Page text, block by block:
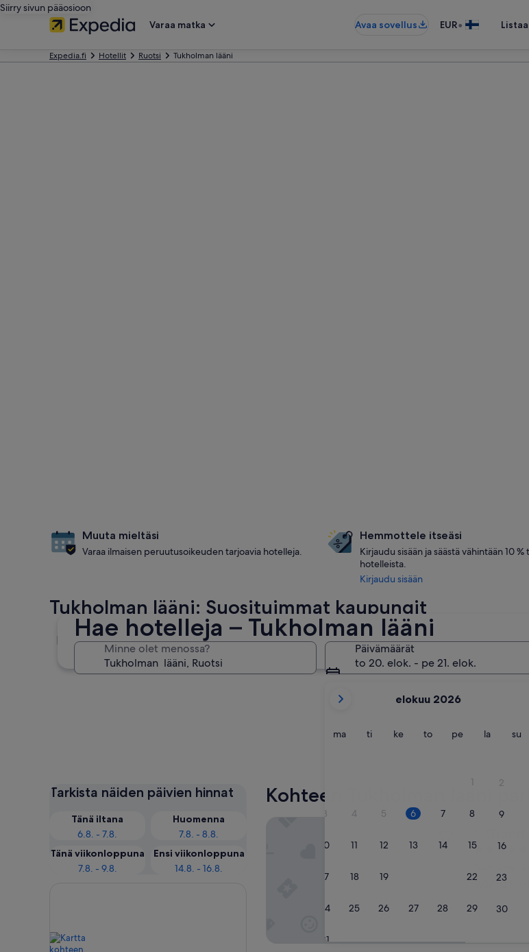
Siirry sivun pääosioon
Varaa matka
Avaa sovellus EUR•
Expedia.fi Hotellit Ruotsi Tukholman lääni
Hae hotelleja – Tukholman lääni
Minne olet menossa?
Päivämäärät
to 20. elok. - pe 21. elok.
kuukautesi
August
2026.
elokuu 2026
mamaanantai
titiistai kekeskiviikko
totorstaipeperjantai
lalauantai
su
1 2
3 4 5 6 7 8 9
10 11 12 13 14 15 16
17 18 19 22 23
24 25 26 27 28 29 30
31
Muuta mieltäsi
Varaa ilmaisen peruutusoikeuden tarjoavia hotelleja.
Hemmottele itseäsi
Kirjaudu sisään ja säästä vähintään 10 %
hotelleista.
Kirjaudu sisään
Tukholman lääni: Suosituimmat kaupungit
Tukholma Norrtälje
Tarkista näiden päivien hinnat
Tänä iltana
6.8. - 7.8.
Huomenna
7.8. - 8.8.
Tänä viikonloppuna
7.8. - 9.8.
Ensi viikonloppuna
14.8. - 16.8.
Kohteen Tukholman lääni
5.0
9.6
10,
9,6/10